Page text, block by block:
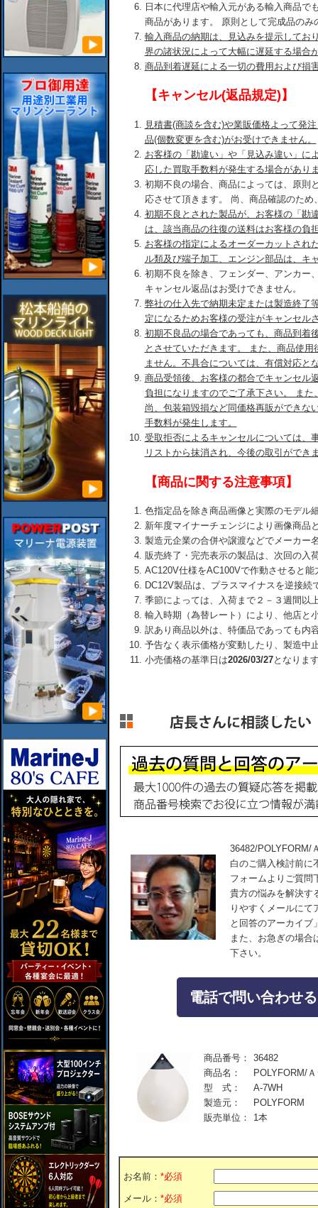
日本に代理店や輸入元がある輸入商品で
商品があります。 原則として完成品のみ
輸入商品の納期は、見込みを提示してお
界の諸状況によって大幅に遅延する場合
商品到着遅延による一切の費用および損
【キャンセル(返品規定)】
見積書(商談を含む)や業販価格よって発
品(個数変更を含む)がお受けできません。
お客様の「勘違い」や「見込み違い」に
応した買取手数料が発生する場合があり
初期不良の場合、商品によっては、原則
応させて頂きます。 尚、商品確認のた
初期不良とされた製品が、お客様の「勘
は、該当商品の往復の送料はお客様の負
お客様の指定によるオーダーカットされ
ル類及び端子加工、エンジン部品は、キ
初期不良を除き、フェンダー、アンカー
キャンセル返品はお受けできません。
弊社の仕入先で納期未定または製造終了
定になるためお客様の受注がキャンセル
初期不良品の場合であっても、商品到着
とさせていただきます。 また、商品使
ません。不具合については、有償対応と
商品受領後、お客様の都合でキャンセル
負担になりますのでご了承下さい。 ま
尚、包装箱毀損など同価格再販ができな
手数料が発生します。
受取拒否によるキャンセルについては、
リストから抹消され、今後の取引ができ
【商品に関する注意事項】
色指定品を除き商品画像と実際のモデル
新年度マイナーチェンジにより画像商品
製造元企業の合併や譲渡などでメーカー
販売終了・完売表示の製品は、次回の入
AC120V仕様をAC100Vで作動させると
DC12V製品は、プラスマイナスを逆接
季節によっては、入荷まで２－３週間以
輸入時期（為替レート）により、他店と
訳あり商品以外は、特価品であっても内
予告なく表示価格が変動したり、製造中
小売価格の基準日は2026/03/27となりま
36482/POLYFORM/
白のご購入検討前に
フォームよりご質問
貴方の悩みを解決す
りやすくメールにて
と回答のアーカイブ
また、お急ぎの場合
下さい。
電話で問い合わせ
商品番号：
36482
商品名：
POLYFORM/
型 式：
A-7WH
製造元：
POLYFORM
販売単位：
1本
お名前： *必須
メール： *必須